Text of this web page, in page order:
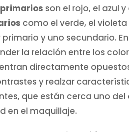
primarios son el rojo, el azul
como el verde, el violeta
primario y uno secundario.
la relación entre los
directamente
y realzar
que están cerca uno
en el maquillaje.